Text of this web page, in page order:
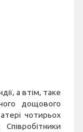
а втім, таке
дощового
чотирьох